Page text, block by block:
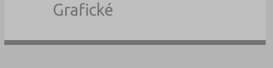
Grafické